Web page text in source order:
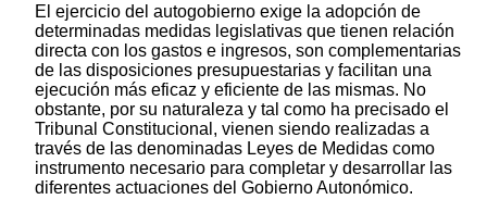
El ejercicio del autogobierno exige la adopción de
determinadas medidas legislativas que tienen relación
directa con los gastos e ingresos, son complementarias
de las disposiciones presupuestarias y facilitan una
ejecución más eficaz y eficiente de las mismas. No
obstante, por su naturaleza y tal como ha precisado el
Tribunal Constitucional, vienen siendo realizadas a
través de las denominadas Leyes de Medidas como
instrumento necesario para completar y desarrollar las
diferentes actuaciones del Gobierno Autonómico.